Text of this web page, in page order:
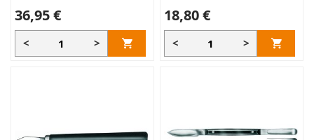
36,95 €
< >
18,80 €
< >